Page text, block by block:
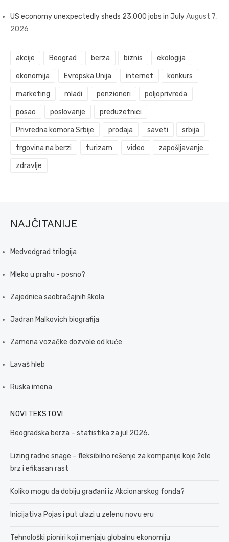
US economy unexpectedly sheds 23,000 jobs in JulyAugust 7,
2026
akcije Beograd berza biznis ekologija
ekonomija Evropska Unija internet konkurs
marketing mladi penzioneri poljoprivreda
posao poslovanje preduzetnici
Privredna komora Srbije prodaja saveti srbija
trgovina na berzi turizam video zapošljavanje
zdravlje
NAJČITANIJE
Medvedgrad trilogija
Mleko u prahu - posno?
Zajednica saobraćajnih škola
Jadran Malkovich biografija
Zamena vozačke dozvole od kuće
Lavaš hleb
Ruska imena
NOVI TEKSTOVI
Beogradska berza – statistika za jul 2026.
Lizing radne snage – fleksibilno rešenje za kompanije koje žele
brz i efikasan rast
Koliko mogu da dobiju građani iz Akcionarskog fonda?
Inicijativa Pojas i put ulazi u zelenu novu eru
Tehnološki pioniri koji menjaju globalnu ekonomiju